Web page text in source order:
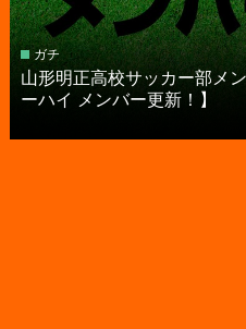
ガチ
山形明正高校サッカー部メ
ーハイ メンバー更新！】